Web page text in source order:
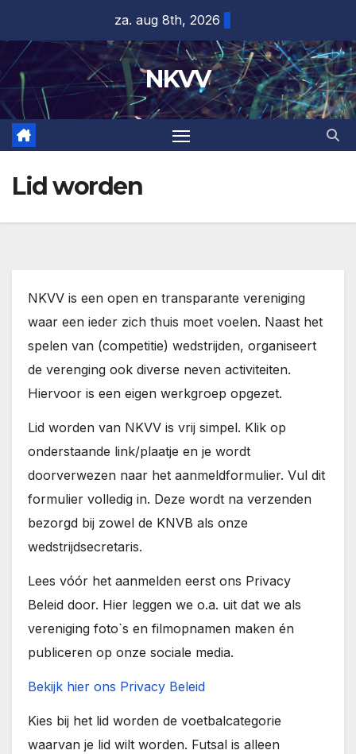
inhoud
za. aug 8th, 2026
NKVV
Lid worden
NKVV is een open en transparante vereniging
waar een ieder zich thuis moet voelen. Naast het
spelen van (competitie) wedstrijden, organiseert
de verenging ook diverse neven activiteiten.
Hiervoor is een eigen werkgroep opgezet.
Lid worden van NKVV is vrij simpel. Klik op
onderstaande link/plaatje en je wordt
doorverwezen naar het aanmeldformulier. Vul dit
formulier volledig in. Deze wordt na verzenden
bezorgd bij zowel de KNVB als onze
wedstrijdsecretaris.
Lees vóór het aanmelden eerst ons Privacy
Beleid door. Hier leggen we o.a. uit dat we als
vereniging foto`s en filmopnamen maken én
publiceren op onze sociale media.
Bekijk hier ons Privacy Beleid
Kies bij het lid worden de voetbalcategorie
waarvan je lid wilt worden. Futsal is alleen